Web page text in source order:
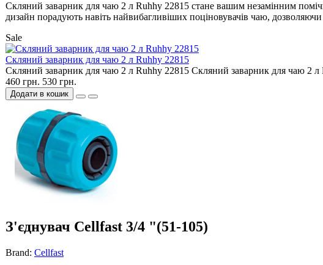
Скляний заварник для чаю 2 л Ruhhy 22815 стане вашим незамінним
дизайн порадують навіть найвибагливіших поціновувачів чаю,
Sale
Скляний заварник для чаю 2 л Ruhhy 22815
Скляний заварник для чаю 2 л Ruhhy 22815 Скляний заварник для чаю 2 л
460 грн. 530 грн.
Додати в кошик
З'єднувач Cellfast 3/4 "(51-105)
Brand: Cellfast